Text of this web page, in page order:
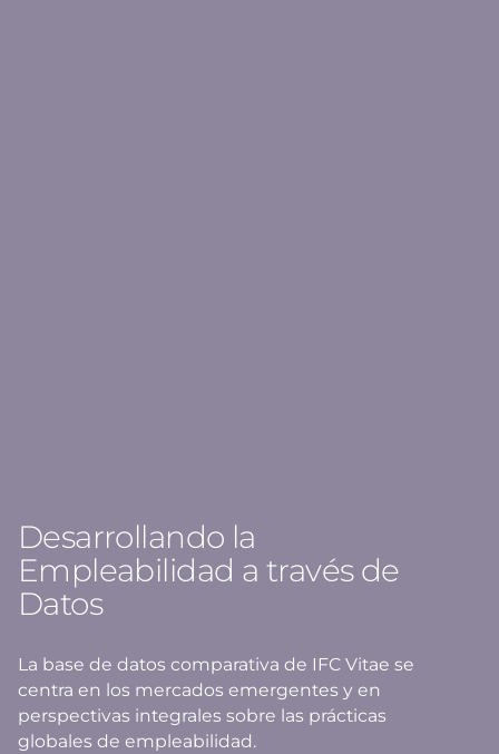
Desarrollando la
Empleabilidad a través de
Datos
La base de datos comparativa de IFC Vitae se
centra en los mercados emergentes y en
perspectivas integrales sobre las prácticas
globales de empleabilidad.